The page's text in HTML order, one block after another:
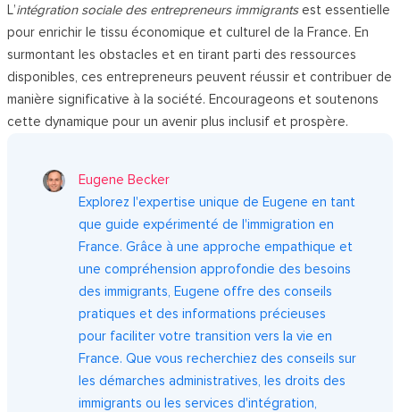
L’intégration sociale des entrepreneurs immigrantsest essentielle
pour enrichir le tissu économique et culturel de la France. En
surmontant les obstacles et en tirant parti des ressources
disponibles, ces entrepreneurs peuvent réussir et contribuer de
manière significative à la société. Encourageons et soutenons
cette dynamique pour un avenir plus inclusif et prospère.
Eugene Becker
Explorez l'expertise unique de Eugene en tant
que guide expérimenté de l'immigration en
France. Grâce à une approche empathique et
une compréhension approfondie des besoins
des immigrants, Eugene offre des conseils
pratiques et des informations précieuses
pour faciliter votre transition vers la vie en
France. Que vous recherchiez des conseils sur
les démarches administratives, les droits des
immigrants ou les services d'intégration,